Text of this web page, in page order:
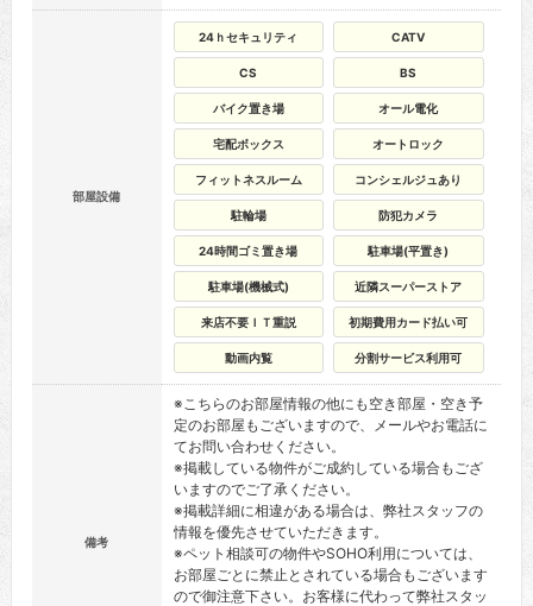
部屋設備
24ｈセキュリティ CATV
CS BS
バイク置き場 オール電化
宅配ボックス オートロック
フィットネスルーム コンシェルジュあり
駐輪場 防犯カメラ
24時間ゴミ置き場 駐車場(平置き)
駐車場(機械式) 近隣スーパーストア
来店不要ＩＴ重説 初期費用カード払い可
動画内覧 分割サービス利用可
備考
※こちらのお部屋情報の他にも空き部屋・空き予
定のお部屋もございますので、メールやお電話に
てお問い合わせください。
※掲載している物件がご成約している場合もござ
いますのでご了承ください。
※掲載詳細に相違がある場合は、弊社スタッフの
情報を優先させていただきます。
※ペット相談可の物件やSOHO利用については、
お部屋ごとに禁止とされている場合もございます
ので御注意下さい。お客様に代わって弊社スタッ